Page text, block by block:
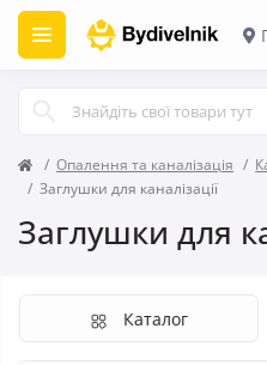
Опалення та каналізація
Заглушки для каналізації
Заглушки для
Каталог